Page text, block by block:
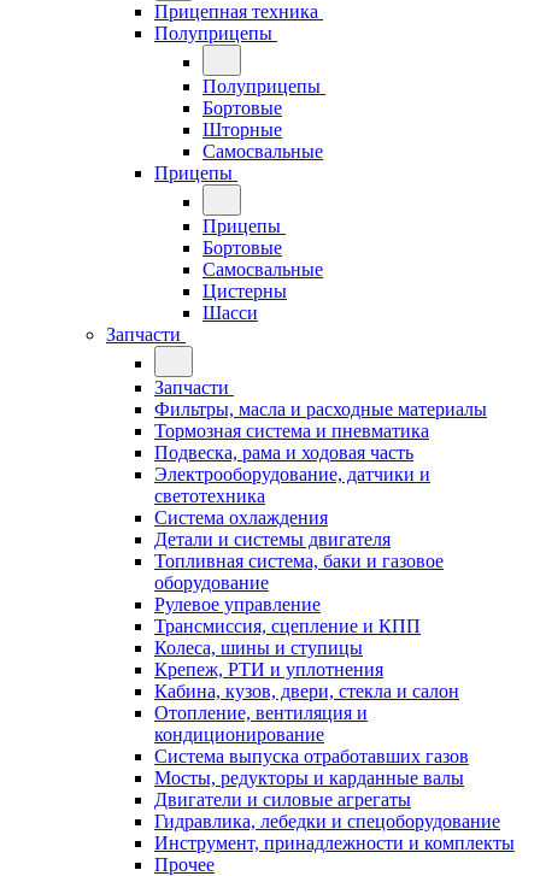
Прицепная техника
Полуприцепы
Полуприцепы
Бортовые
Шторные
Самосвальные
Прицепы
Прицепы
Бортовые
Самосвальные
Цистерны
Шасси
Запчасти
Запчасти
Фильтры, масла и расходные материалы
Тормозная система и пневматика
Подвеска, рама и ходовая часть
Электрооборудование, датчики и
светотехника
Система охлаждения
Детали и системы двигателя
Топливная система, баки и газовое
оборудование
Рулевое управление
Трансмиссия, сцепление и КПП
Колеса, шины и ступицы
Крепеж, РТИ и уплотнения
Кабина, кузов, двери, стекла и салон
Отопление, вентиляция и
кондиционирование
Система выпуска отработавших газов
Мосты, редукторы и карданные валы
Двигатели и силовые агрегаты
Гидравлика, лебедки и спецоборудование
Инструмент, принадлежности и комплекты
Прочее